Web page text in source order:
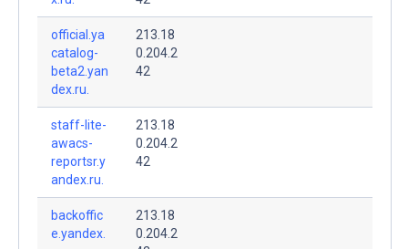
official.ya
catalog-
beta2.yan
dex.ru.
213.18
0.204.2
42
staff-lite-
awacs-
reportsr.y
andex.ru.
213.18
0.204.2
42
backoffic
e.yandex.
213.18
0.204.2